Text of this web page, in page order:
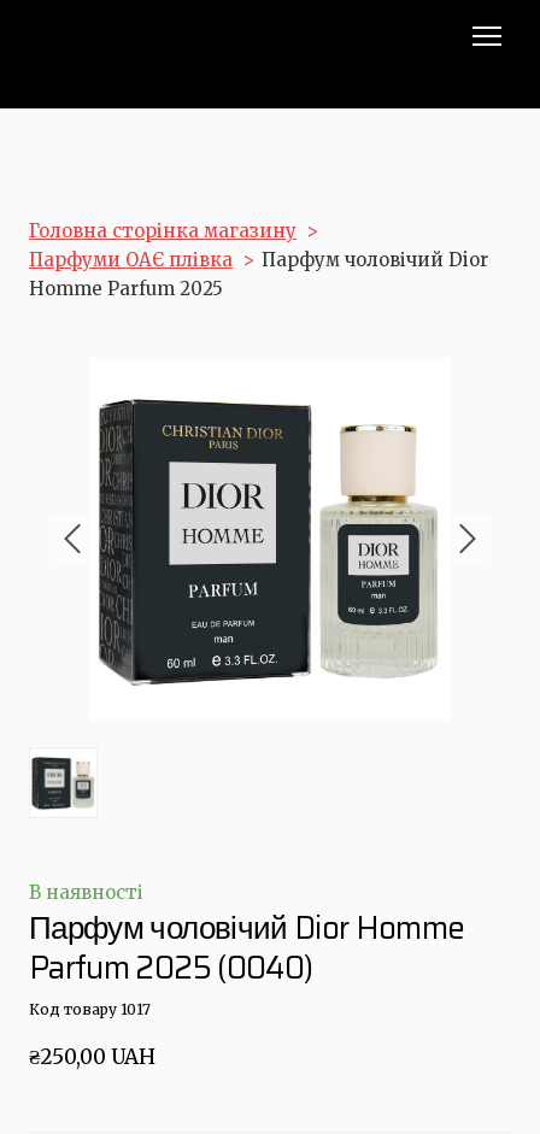
Головна сторінка магазину
Парфуми ОАЄ плівка
Парфум чоловічий Dior
Homme Parfum 2025
В наявності
Парфум чоловічий Dior Homme
Parfum 2025(0040)
Код товару 1017
₴250,00 UAH